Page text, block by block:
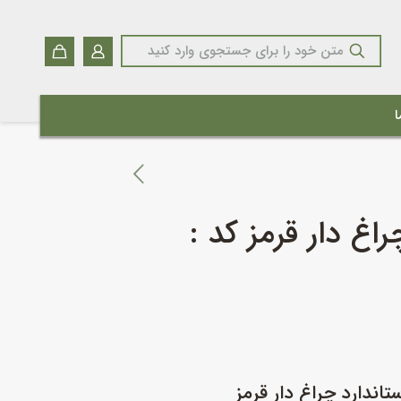
دار قرمز کد :
چراغ دار قرمز